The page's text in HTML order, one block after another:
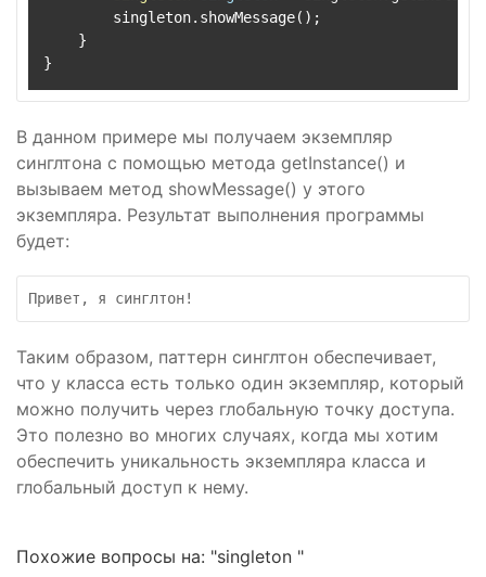
        singleton.showMessage();
    }
В данном примере мы получаем экземпляр
синглтона с помощью метода getInstance() и
вызываем метод showMessage() у этого
экземпляра. Результат выполнения программы
будет:
Таким образом, паттерн синглтон обеспечивает,
что у класса есть только один экземпляр, который
можно получить через глобальную точку доступа.
Это полезно во многих случаях, когда мы хотим
обеспечить уникальность экземпляра класса и
глобальный доступ к нему.
Похожие вопросы на: "singleton "